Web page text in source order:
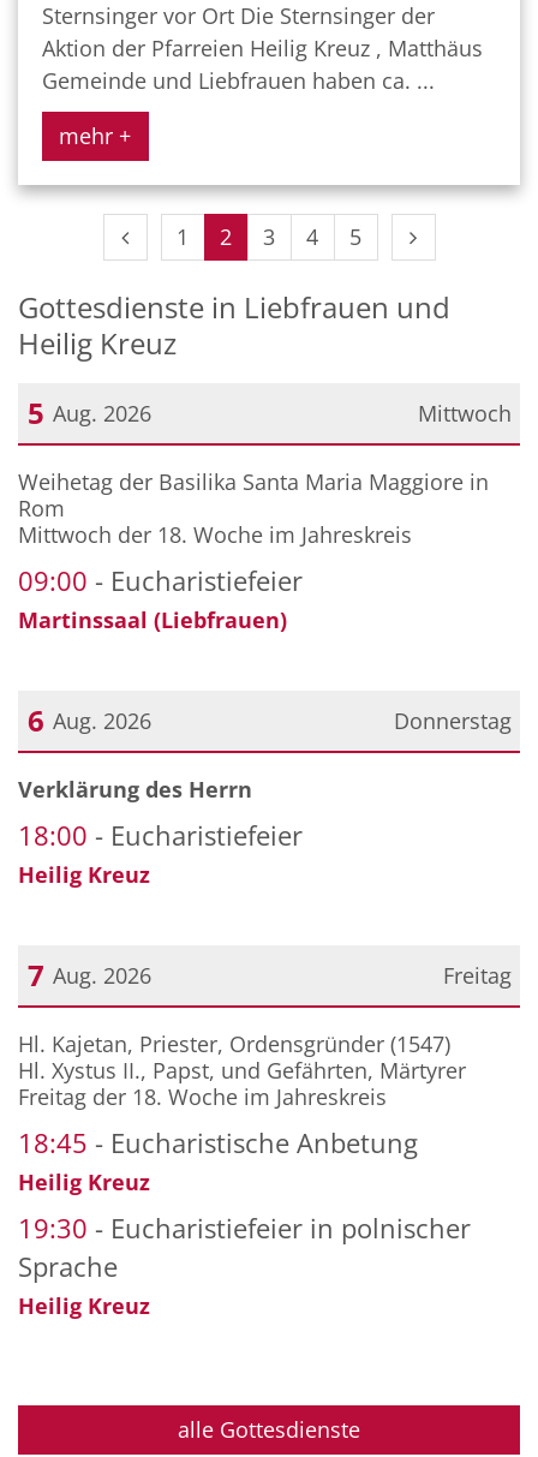
Sternsinger vor Ort Die Sternsinger der
Aktion der Pfarreien Heilig Kreuz , Matthäus
Gemeinde und Liebfrauen haben ca. ...
mehr +
Vorherige Seite
1 2 3 4 5 Nächste
Gottesdienste in Liebfrauen und
Heilig Kreuz
Mittwoch
5 Aug. 2026
Datum: 5. August 2026
Weihetag der Basilika Santa Maria Maggiore in
Rom
Mittwoch der 18. Woche im Jahreskreis
09:00 Eucharistiefeier
Martinssaal (Liebfrauen)
Donnerstag
6 Aug. 2026
Datum: 6. August 2026
Verklärung des Herrn
18:00 Eucharistiefeier
Heilig Kreuz
Freitag
7 Aug. 2026
Datum: 7. August 2026
Hl. Kajetan, Priester, Ordensgründer (1547)
Hl. Xystus II., Papst, und Gefährten, Märtyrer
Freitag der 18. Woche im Jahreskreis
18:45 Eucharistische Anbetung
Heilig Kreuz
19:30
Eucharistiefeier in polnischer
Sprache
Heilig Kreuz
alle Gottesdienste